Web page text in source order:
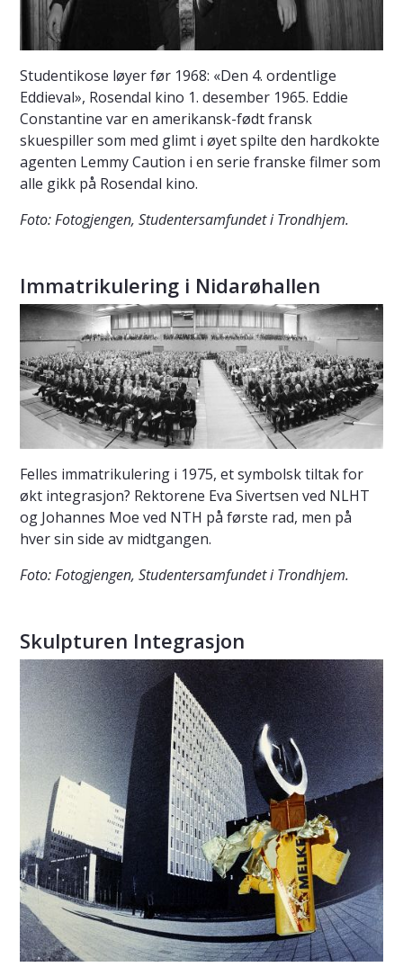
Studentikose løyer før 1968: «Den 4. ordentlige
Eddieval», Rosendal kino 1. desember 1965. Eddie
Constantine var en amerikansk-født fransk
skuespiller som med glimt i øyet spilte den hardkokte
agenten Lemmy Caution i en serie franske filmer som
alle gikk på Rosendal kino.
Foto: Fotogjengen, Studentersamfundet i Trondhjem.
Immatrikulering i Nidarøhallen
Felles immatrikulering i 1975, et symbolsk tiltak for
økt integrasjon? Rektorene Eva Sivertsen ved NLHT
og Johannes Moe ved NTH på første rad, men på
hver sin side av midtgangen.
Foto: Fotogjengen, Studentersamfundet i Trondhjem.
Skulpturen Integrasjon